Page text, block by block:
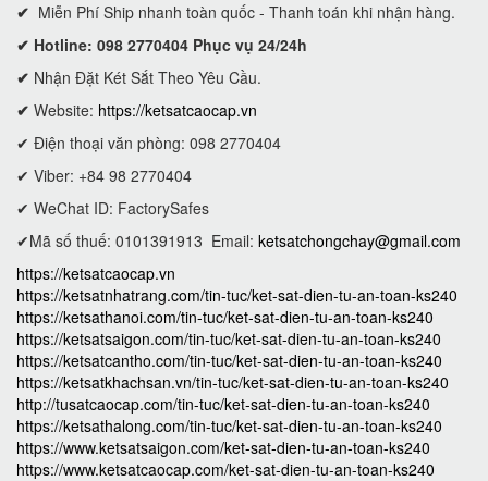
✔ Miễn Phí Ship nhanh toàn quốc - Thanh toán khi nhận hàng.
✔ Hotline: 098 2770404 Phục vụ 24/24h
✔ Nhận Đặt Két Sắt Theo Yêu Cầu.
✔ Website: https://ketsatcaocap.vn
✔ Điện thoại văn phòng: 098 2770404
✔ Viber: +84 98 2770404
✔ WeChat ID: FactorySafes
✔Mã số thuế: 0101391913 Email: ketsatchongchay@gmail.com
https://ketsatcaocap.vn
https://ketsatnhatrang.com/tin-tuc/ket-sat-dien-tu-an-toan-ks240
https://ketsathanoi.com/tin-tuc/ket-sat-dien-tu-an-toan-ks240
https://ketsatsaigon.com/tin-tuc/ket-sat-dien-tu-an-toan-ks240
https://ketsatcantho.com/tin-tuc/ket-sat-dien-tu-an-toan-ks240
https://ketsatkhachsan.vn/tin-tuc/ket-sat-dien-tu-an-toan-ks240
http://tusatcaocap.com/tin-tuc/ket-sat-dien-tu-an-toan-ks240
https://ketsathalong.com/tin-tuc/ket-sat-dien-tu-an-toan-ks240
https://www.ketsatsaigon.com/ket-sat-dien-tu-an-toan-ks240
https://www.ketsatcaocap.com/ket-sat-dien-tu-an-toan-ks240